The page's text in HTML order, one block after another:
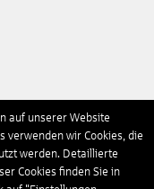
auf unserer Website
verwenden wir Cookies, die
werden. Detaillierte
Cookies finden Sie in